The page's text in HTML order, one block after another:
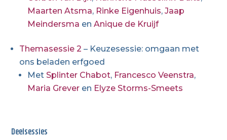
Maarten Atsma, Rinke Eigenhuis,Jaap
Meindersma enAnique de Kruijf
Themasessie 2 – Keuzesessie: omgaan met
ons beladen erfgoed
Met Splinter Chabot, Francesco Veenstra,
Maria Grever en Elyze Storms-Smeets
Deelsessies